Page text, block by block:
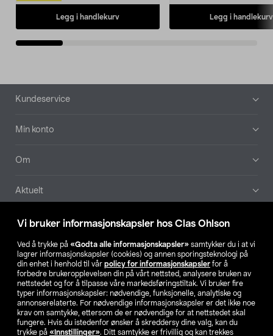
Vi bruker informasjonskapsler hos Clas Ohlson
Ved å trykke på «Godta alle informasjonskapsler» samtykker du i at vi
lagrer informasjonskapsler (cookies) og annen sporingsteknologi på
din enhet i henhold til vår policy for informasjonskapsler for å
forbedre brukeropplevelsen din på vårt nettsted, analysere bruken av
nettstedet og for å tilpasse våre markedsføringstiltak. Vi bruker fire
typer informasjonskapsler: nødvendige, funksjonelle, analytiske og
annonserelaterte. For nødvendige informasjonskapsler er det ikke noe
krav om samtykke, ettersom de er nødvendige for at nettstedet skal
fungere. Hvis du istedenfor ønsker å skreddersy dine valg, kan du
trykke på «Innstillinger». Ditt samtykke er frivillig og kan trekkes
Legg i handlekurv Legg i handlekurv
Bunntekst
Kundeservice
Min konto
Om
Aktuelt
Våre selskaper
Finn din butikk
SE NO FI